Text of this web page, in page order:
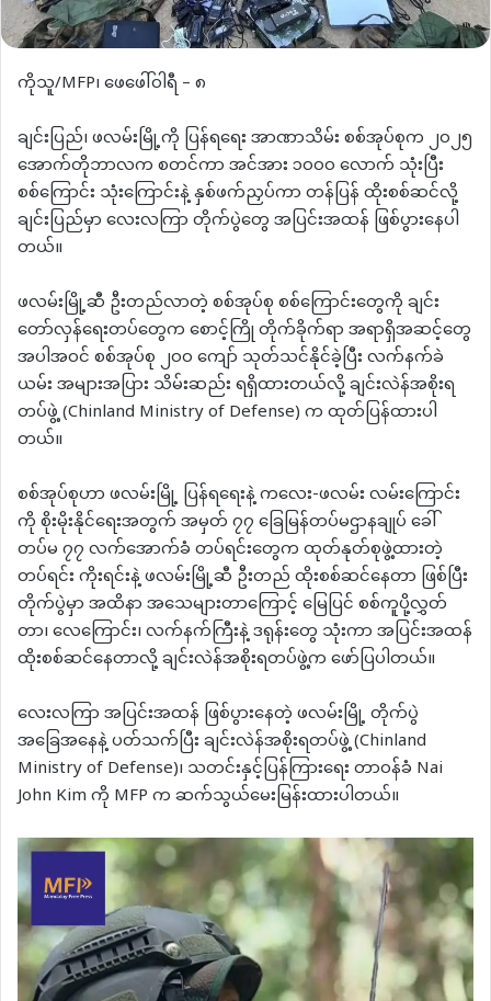
ကိုသူ/MFP၊ ဖေဖေါ်ဝါရီ – ၈
ချင်းပြည်၊ ဖလမ်းမြို့ကို ပြန်ရရေး အာဏာသိမ်း စစ်အုပ်စုက ၂၀၂၅
အောက်တိုဘာလက စတင်ကာ အင်အား ၁၀၀၀ လောက် သုံးပြီး
စစ်ကြောင်း သုံးကြောင်းနဲ့ နှစ်ဖက်ညှပ်ကာ တန်ပြန် ထိုးစစ်ဆင်လို့
ချင်းပြည်မှာ လေးလကြာ တိုက်ပွဲတွေ အပြင်းအထန် ဖြစ်ပွားနေပါ
တယ်။
ဖလမ်းမြို့ဆီ ဦးတည်လာတဲ့ စစ်အုပ်စု စစ်ကြောင်းတွေကို ချင်း
တော်လှန်ရေးတပ်တွေက စောင့်ကြို တိုက်ခိုက်ရာ အရာရှိအဆင့်တွေ
အပါအဝင် စစ်အုပ်စု ၂၀၀ ကျော် သုတ်သင်နိုင်ခဲ့ပြီး လက်နက်ခဲ
ယမ်း အများအပြား သိမ်းဆည်း ရရှိထားတယ်လို့ ချင်းလဲန်အစိုးရ
တပ်ဖွဲ့ (Chinland Ministry of Defense) က ထုတ်ပြန်ထားပါ
တယ်။
စစ်အုပ်စုဟာ ဖလမ်းမြို့ ပြန်ရရေးနဲ့ ကလေး-ဖလမ်း လမ်းကြောင်း
ကို စိုးမိုးနိုင်ရေးအတွက် အမှတ် ၇၇ ခြေမြန်တပ်မဌာနချုပ် ခေါ်
တပ်မ ၇၇ လက်အောက်ခံ တပ်ရင်းတွေက ထုတ်နုတ်စုဖွဲ့ထားတဲ့
တပ်ရင်း ကိုးရင်းနဲ့ ဖလမ်းမြို့ဆီ ဦးတည် ထိုးစစ်ဆင်နေတာ ဖြစ်ပြီး
တိုက်ပွဲမှာ အထိနာ အသေများတာကြောင့် မြေပြင် စစ်ကူပို့လွှတ်
တာ၊ လေကြောင်း၊ လက်နက်ကြီးနဲ့ ဒရုန်းတွေ သုံးကာ အပြင်းအထန်
ထိုးစစ်ဆင်နေတာလို့ ချင်းလဲန်အစိုးရတပ်ဖွဲ့က ဖော်ပြပါတယ်။
လေးလကြာ အပြင်းအထန် ဖြစ်ပွားနေတဲ့ ဖလမ်းမြို့ တိုက်ပွဲ
အခြေအနေနဲ့ ပတ်သက်ပြီး ချင်းလဲန်အစိုးရတပ်ဖွဲ့ (Chinland
Ministry of Defense)၊ သတင်းနှင့်ပြန်ကြားရေး တာဝန်ခံ Nai
John Kim ကို MFP က ဆက်သွယ်မေးမြန်းထားပါတယ်။